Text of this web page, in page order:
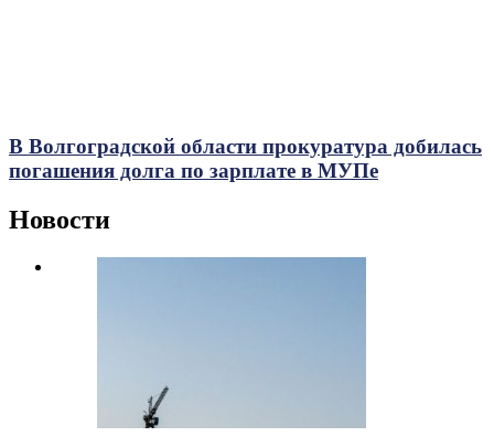
В Волгоградской области прокуратура добилась
погашения долга по зарплате в МУПе
Новости